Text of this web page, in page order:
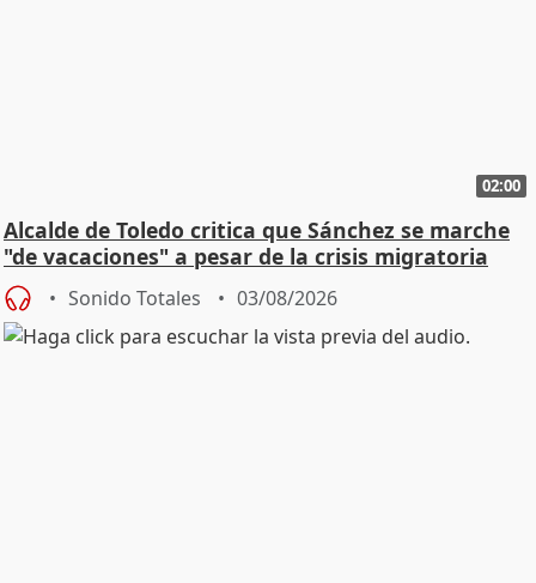
02:00
Alcalde de Toledo critica que Sánchez se marche
"de vacaciones" a pesar de la crisis migratoria
Sonido Totales 03/08/2026